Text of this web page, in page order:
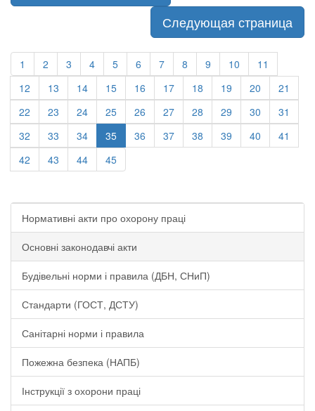
Следующая страница
1 2 3 4 5 6 7 8 9 10
11
12
13 14 15 16 17 18 19 20
21
22
23 24 25 26 27 28 29 30
31
32
33 34 35 36 37 38 39 40
41
42
43 44 45
Нормативні акти про охорону праці
Основні законодавчі акти
Будівельні норми і правила (ДБН, СНиП)
Стандарти (ГОСТ, ДСТУ)
Санітарні норми і правила
Пожежна безпека (НАПБ)
Інструкції з охорони праці